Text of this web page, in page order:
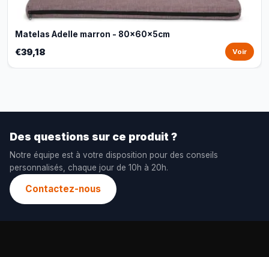
Matelas Adelle marron - 80x60x5cm
€39,18 Voir
Des questions sur ce produit ?
Notre équipe est à votre disposition pour des conseils
personnalisés, chaque jour de 10h à 20h.
Contactez-nous